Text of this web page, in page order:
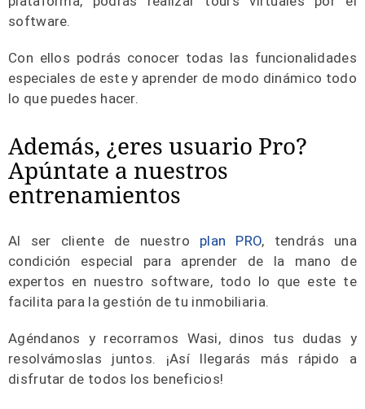
software.
Con ellos podrás conocer todas las funcionalidades
especiales de este y aprender de modo dinámico todo
lo que puedes hacer.
Además, ¿eres usuario Pro?
Apúntate a nuestros
entrenamientos
Al ser cliente de nuestro plan PRO, tendrás una
condición especial para aprender de la mano de
expertos en nuestro software, todo lo que este te
facilita para la gestión de tu inmobiliaria.
Agéndanos y recorramos Wasi, dinos tus dudas y
resolvámoslas juntos. ¡Así llegarás más rápido a
disfrutar de todos los beneficios!